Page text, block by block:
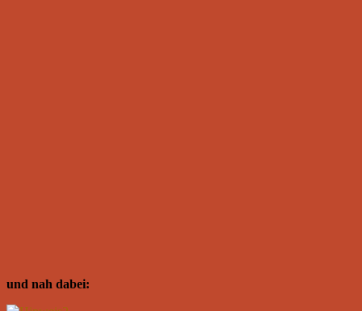
und nah dabei: